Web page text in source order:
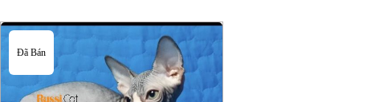
Đã Bán